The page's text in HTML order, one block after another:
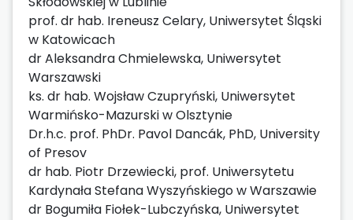
prof. dr hab. Ireneusz Celary, Uniwersytet Śląski
w Katowicach
dr Aleksandra Chmielewska, Uniwersytet
Warszawski
ks. dr hab. Wojsław Czupryński, Uniwersytet
Warmińsko-Mazurski w Olsztynie
Dr.h.c. prof. PhDr. Pavol Dancák, PhD, University
of Presov
dr hab. Piotr Drzewiecki, prof. Uniwersytetu
Kardynała Stefana Wyszyńskiego w Warszawie
dr Bogumiła Fiołek-Lubczyńska, Uniwersytet